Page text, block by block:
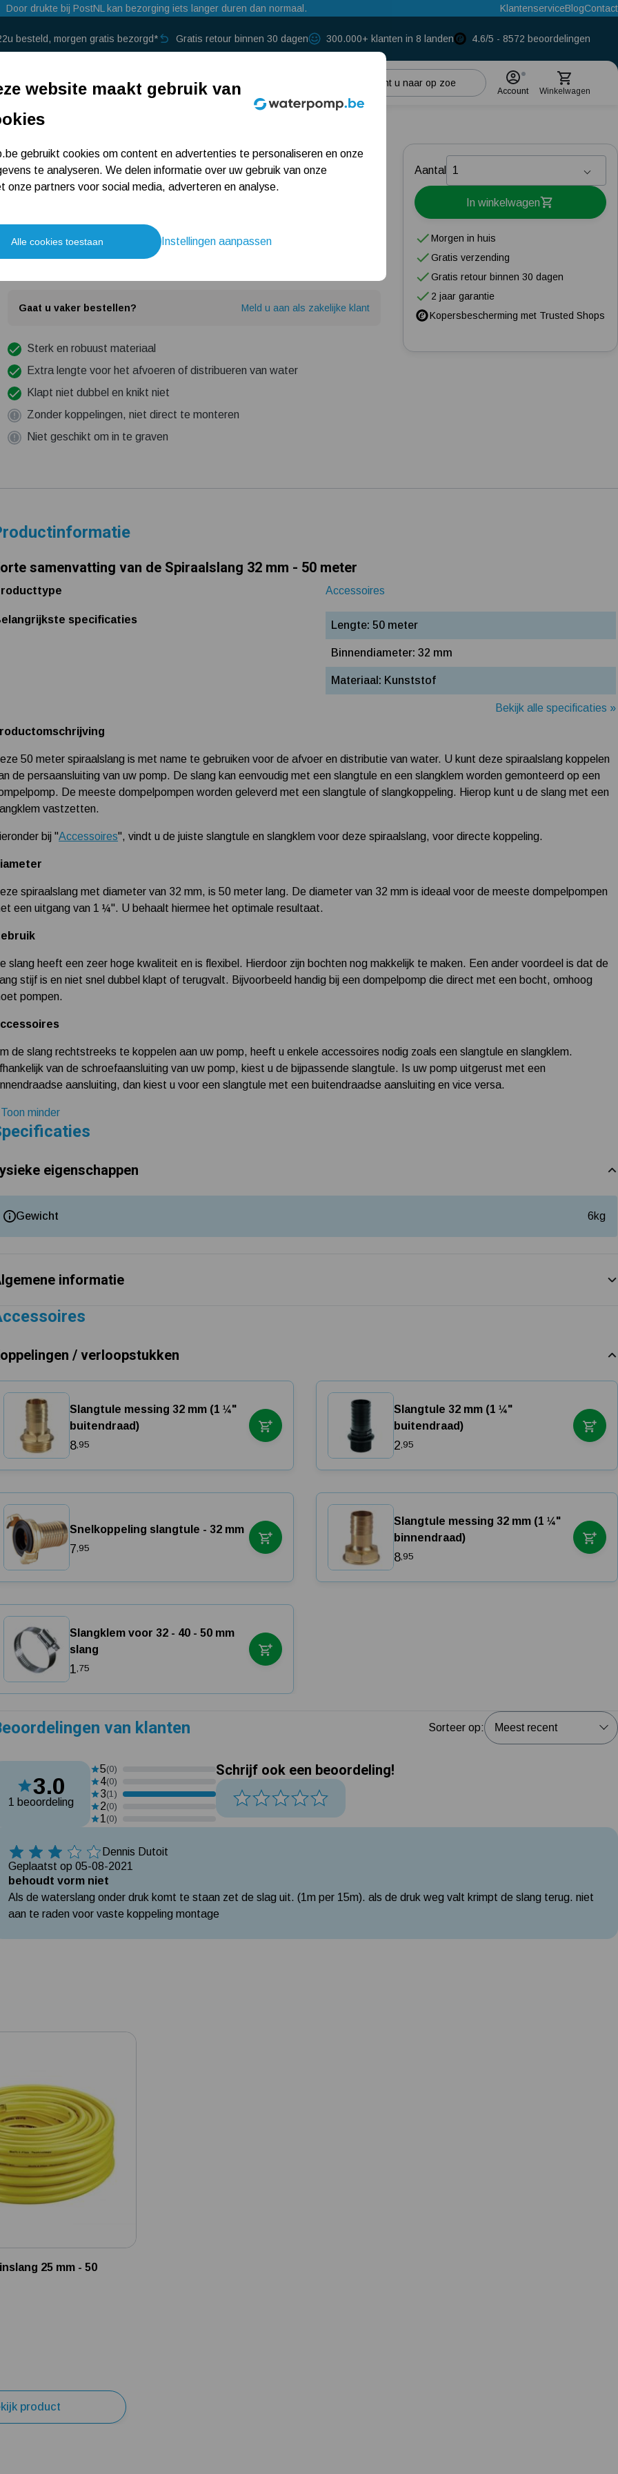
Door drukte bij PostNL kan bezorging iets langer duren dan normaal. KlantenserviceBlogContact
besteld, morgen gratis bezorgd* Gratis retour binnen 30 dagen 300.000+ klanten in 8 landen 4.6/5 - 8572 beoordelingen
→
Regenwaterpomp
Meest gelezen blogs
Installatie en eerste opstart beregenings-/hydrofoorpomp
Mijn hydrofoorpomp slaat te snel af en/of aan
Account Winkelwagen
Spiraalslang 32 mm - 50
1 beoordeling
Gaat u vaker bestellen? Meld u aan als zakelijke klant
Sterk en robuust materiaal
Extra lengte voor het afvoeren of distribueren van water
Klapt niet dubbel en knikt niet
Zonder koppelingen, niet direct te monteren
Niet geschikt om in te graven
Aantal
In winkelwagen
Morgen in huis
Gratis verzending
Gratis retour binnen 30 dagen
2 jaar garantie
Kopersbescherming met Trusted Shops
samenvatting van de Spiraalslang 32 mm - 50 meter
Accessoires
specificaties Lengte: 50 meter
Binnendiameter: 32 mm
Materiaal: Kunststof
Bekijk alle specificaties »
50 meter spiraalslang is met name te gebruiken voor de afvoer en distributie van water. U kunt deze spiraalslang koppelen
de persaansluiting van uw pomp. De slang kan eenvoudig met een slangtule en een slangklem worden gemonteerd op een
De meeste dompelpompen worden geleverd met een slangtule of slangkoppeling. Hierop kunt u de slang met een
vastzetten.
bij "Accessoires", vindt u de juiste slangtule en slangklem voor deze spiraalslang, voor directe koppeling.
spiraalslang met diameter van 32 mm, is 50 meter lang. De diameter van 32 mm is ideaal voor de meeste dompelpompen
een uitgang van 1 ¼". U behaalt hiermee het optimale resultaat.
slang heeft een zeer hoge kwaliteit en is flexibel. Hierdoor zijn bochten nog makkelijk te maken. Een ander voordeel is dat de
stijf is en niet snel dubbel klapt of terugvalt. Bijvoorbeeld handig bij een dompelpomp die direct met een bocht, omhoog
pompen.
de slang rechtstreeks te koppelen aan uw pomp, heeft u enkele accessoires nodig zoals een slangtule en slangklem.
van de schroefaansluiting van uw pomp, kiest u de bijpassende slangtule. Is uw pomp uitgerust met een
aansluiting, dan kiest u voor een slangtule met een buitendraadse aansluiting en vice versa.
minder
eigenschappen
Gewicht 6kg
informatie
/ verloopstukken
Slangtule messing 32 mm (1 ¼"
buitendraad)
8,95
Slangtule 32 mm (1 ¼"
buitendraad)
2,95
Snelkoppeling slangtule - 32 mm
7,95
Slangtule messing 32 mm (1 ¼"
binnendraad)
8,95
Slangklem voor 32 - 40 - 50 mm
slang
1,75
van klanten Sorteer op:
3.0
1 beoordeling
5(0)
4(0)
3(1)
2(0)
1 (0)
Schrijf ook een beoordeling!
3 Sterren
Dennis Dutoit
Geplaatst op 05-08-2021
behoudt vorm niet
Als de waterslang onder druk komt te staan zet de slag uit. (1m per 15m). als de druk weg valt krimpt de slang terug. niet
aan te raden voor vaste koppeling montage
25 mm - 50
product
website maakt gebruik van
gebruikt cookies om content en advertenties te personaliseren en onze
te analyseren. We delen informatie over uw gebruik van onze
onze partners voor social media, adverteren en analyse.
Alle cookies toestaan Instellingen aanpassen